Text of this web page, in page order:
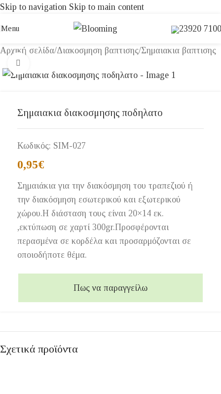
Skip to navigation Skip to main content
Menu 23920
Αρχική σελίδα/Διακοσμηση βαπτισης/Σημαιακια βαπτισης
Σημαιακια διακοσμησης ποδηλατο
Κωδικός: SIM-027
0,95€
Σημαιάκια για την διακόσμηση του τραπεζιού ή
την διακόσμηση εσωτερικού και εξωτερικού
χώρου.Η διάσταση τους είναι 20×14 εκ.
,εκτύπωση σε χαρτί 300gr.Προσφέρονται
περασμένα σε κορδέλα και προσαρμόζονται σε
οποιοδήποτε θέμα.
Πως να παραγγείλω
Σχετικά προϊόντα